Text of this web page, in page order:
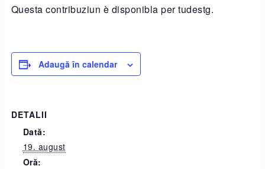
Questa contribuziun è disponibla per tudestg.
Adaugă în calendar
DETALII
Dată:
19. august
Oră: